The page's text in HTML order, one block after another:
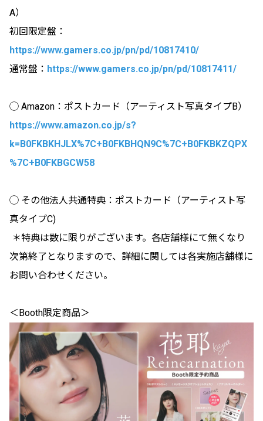
A）
初回限定盤：
https://www.gamers.co.jp/pn/pd/10817410/
通常盤： https://www.gamers.co.jp/pn/pd/10817411/
◯ Amazon：ポストカード（アーティスト写真タイプB）
https://www.amazon.co.jp/s?
k=B0FKBKHJLX%7C+B0FKBHQN9C%7C+B0FKBKZQPX
%7C+B0FKBGCW58
◯ その他法人共通特典：ポストカード（アーティスト写
真タイプC)
＊特典は数に限りがございます。各店舗様にて無くなり
次第終了となりますので、詳細に関しては各実施店舗様に
お問い合わせください。
＜Booth限定商品＞